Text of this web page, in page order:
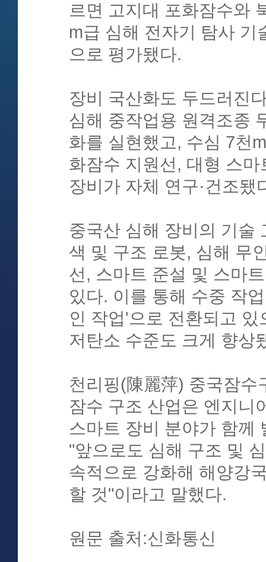
르면 고지대 포화잠수와
m급 심해 전자기 탐사 기
으로 평가됐다.
장비 국산화도 두드러진
심해 중작업용 원격조종
화를 실현했고, 수심 7천
화잠수 지원선, 대형 스
장비가 자체 연구·건조됐
중국산 심해 장비의 기술
색 및 구조 로봇, 심해 무
선, 스마트 준설 및 스마
있다. 이를 통해 수중 작
인 작업'으로 전환되고
저탄소 수준도 크게 향상
천리핑(陳麗萍) 중국잠수
잠수 구조 산업은 엔지니
스마트 장비 분야가 함께
"앞으로도 심해 구조 및
속적으로 강화해 해양강
할 것"이라고 말했다.
원문 출처:신화통신